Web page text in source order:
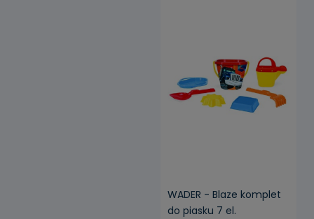
WADER - Blaze komplet
do piasku 7 el.